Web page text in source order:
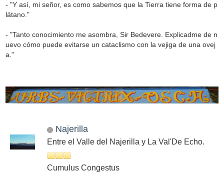
- "Y así, mi señor, es como sabemos que la Tierra tiene forma de p
látano."
- "Tanto conocimiento me asombra, Sir Bedevere. Explicadme de n
uevo cómo puede evitarse un cataclismo con la vejiga de una ovej
a."
Najerilla
Entre el Valle del Najerilla y La Val'De Echo.
Cumulus Congestus